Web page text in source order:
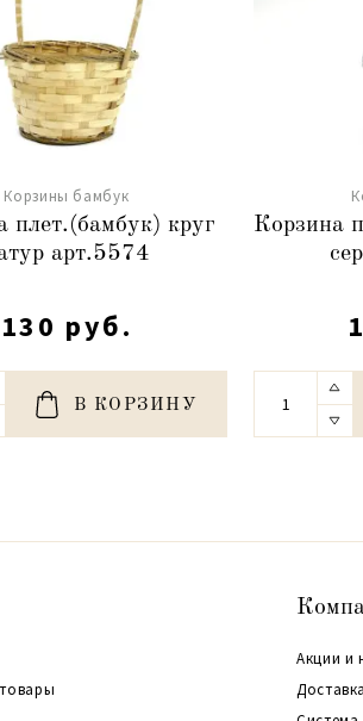
Корзины бамбук
плет.(бамбук) круг
арт.5574
130 руб.
В КОРЗИНУ
Корзина
Акции и